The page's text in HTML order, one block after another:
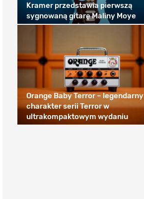
Kramer przedstawia pierwszą
sygnowaną gitarę Maliny Moye
Orange Baby Terror – legendarny
charakter serii Terror w
ultrakompaktowym wydaniu